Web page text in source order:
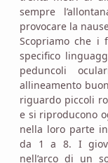
sempre
provocare la
Scopriamo che i
specifico
peduncoli
allineamento
riguardo piccoli
e si riproducono
nella loro parte
da 1 a 8. I
nell’arco di un